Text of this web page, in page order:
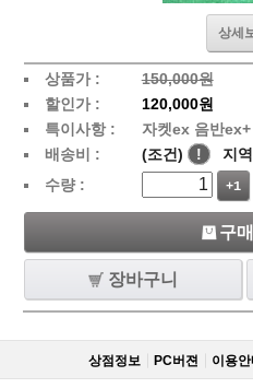
상세
상품가 :
150,000원
할인가 :
120,000원
특이사항 :
자켓ex 음반ex+
배송비 :
(조건) ! 지
수량 :
+1
구
장바구니
상점정보 PC버젼 이용안